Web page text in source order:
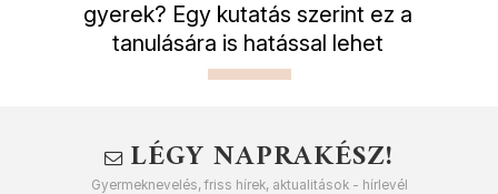
gyerek? Egy kutatás szerint ez a
tanulására is hatással lehet
LÉGY NAPRAKÉSZ!
Gyermeknevelés, friss hírek, aktualitások - hírlevél